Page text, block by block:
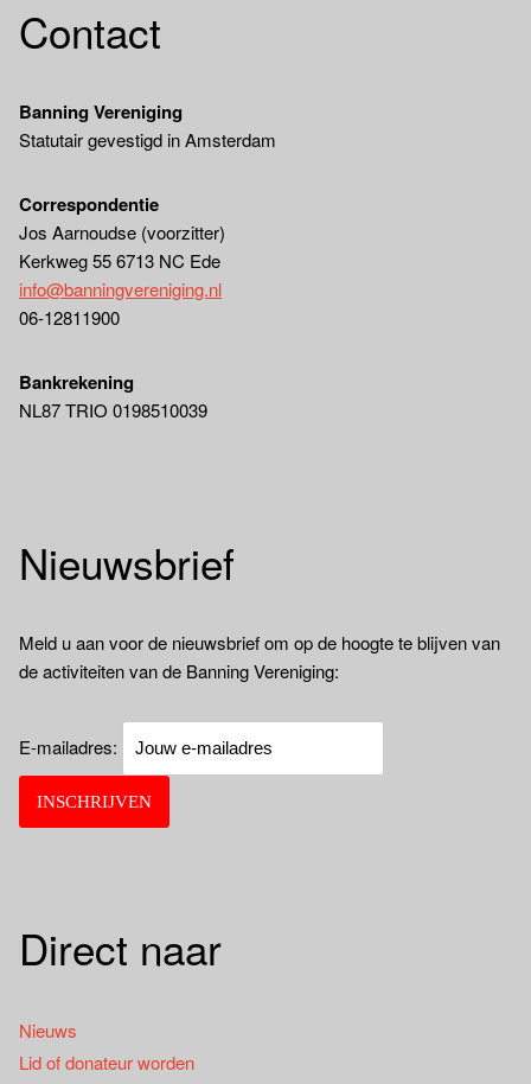
Contact
Banning Vereniging
Statutair gevestigd in Amsterdam
Correspondentie
Jos Aarnoudse (voorzitter)
Kerkweg 55 6713 NC Ede
info@banningvereniging.nl
06-12811900
Bankrekening
NL87 TRIO 0198510039
Nieuwsbrief
Meld u aan voor de nieuwsbrief om op de hoogte te blijven van
de activiteiten van de Banning Vereniging:
E-mailadres:
Direct naar
Nieuws
Lid of donateur worden